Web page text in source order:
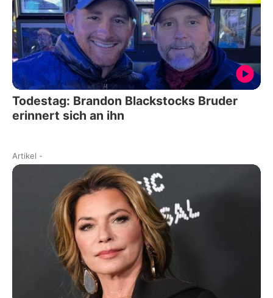
Todestag: Brandon Blackstocks Bruder
erinnert sich an ihn
Artikel -